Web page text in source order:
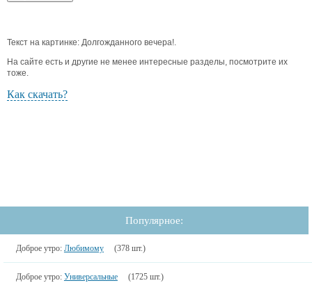
Текст на картинке: Долгожданного вечера!.
На сайте есть и другие не менее интересные разделы, посмотрите их
тоже.
Как скачать?
Популярное:
Доброе утро: Любимому (378 шт.)
Доброе утро: Универсальные (1725 шт.)